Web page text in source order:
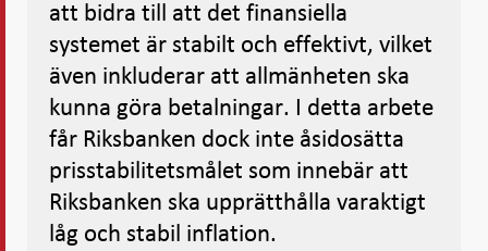
att bidra till att det finansiella
systemet är stabilt och effektivt, vilket
även inkluderar att allmänheten ska
kunna göra betalningar. I detta arbete
får Riksbanken dock inte åsidosätta
prisstabilitetsmålet som innebär att
Riksbanken ska upprätthålla varaktigt
låg och stabil inflation.